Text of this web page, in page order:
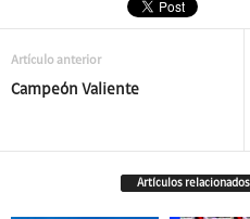
Artículo anterior
Campeón Valiente
Artículos relacionados